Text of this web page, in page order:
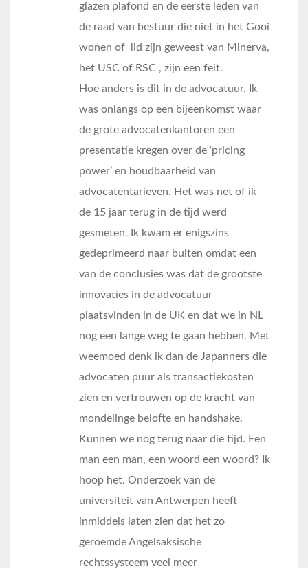
glazen plafond en de eerste leden van
de raad van bestuur die niet in het Gooi
wonen of lid zijn geweest van Minerva,
het USC of RSC , zijn een feit.
Hoe anders is dit in de advocatuur. Ik
was onlangs op een bijeenkomst waar
de grote advocatenkantoren een
presentatie kregen over de ‘pricing
power’ en houdbaarheid van
advocatentarieven. Het was net of ik
de 15 jaar terug in de tijd werd
gesmeten. Ik kwam er enigszins
gedeprimeerd naar buiten omdat een
van de conclusies was dat de grootste
innovaties in de advocatuur
plaatsvinden in de UK en dat we in NL
nog een lange weg te gaan hebben. Met
weemoed denk ik dan de Japanners die
advocaten puur als transactiekosten
zien en vertrouwen op de kracht van
mondelinge belofte en handshake.
Kunnen we nog terug naar die tijd. Een
man een man, een woord een woord? Ik
hoop het. Onderzoek van de
universiteit van Antwerpen heeft
inmiddels laten zien dat het zo
geroemde Angelsaksische
rechtssysteem veel meer